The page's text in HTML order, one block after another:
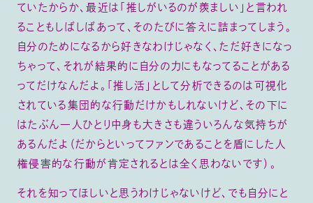
ていたからか、最近は「推しがいるのが羨ましい」と言われ
ることもしばしばあって、そのたびに答えに詰まってしまう。
自分のためになるから好きなわけじゃなく、ただ好きになっ
ちゃって、それが結果的に自分の力にもなってることがある
ってだけなんだよ。「推し活」として分析できるのは可視化
されている集団的な行動だけかもしれないけど、その下に
はたぶん一人ひとり中身も大きさも違ういろんな気持ちが
あるんだよ（だからといってファンであることを盾にした人
権侵害的な行動が肯定されるとは全く思わないです）。
それを知ってほしいと思うわけじゃないけど、でも自分にと